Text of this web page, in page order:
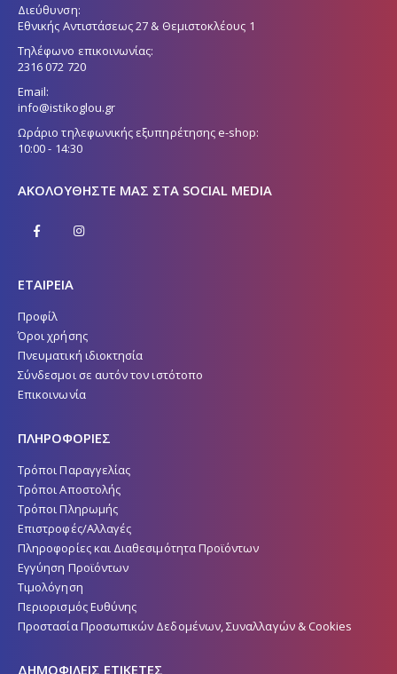
Διεύθυνση:
Εθνικής Αντιστάσεως 27 & Θεμιστοκλέους 1
Τηλέφωνο επικοινωνίας:
2316 072 720
Email:
info@istikoglou.gr
Ωράριο τηλεφωνικής εξυπηρέτησης e-shop:
10:00 - 14:30
ΑΚΟΛΟΥΘΉΣΤΕ ΜΑΣ ΣΤΑ SOCIAL MEDIA
ΕΤΑΙΡΕΙΑ
Προφίλ
Όροι χρήσης
Πνευματική ιδιοκτησία
Σύνδεσμοι σε αυτόν τον ιστότοπο
Επικοινωνία
ΠΛΗΡΟΦΟΡΙΕΣ
Τρόποι Παραγγελίας
Τρόποι Αποστολής
Τρόποι Πληρωμής
Επιστροφές/Αλλαγές
Πληροφορίες και Διαθεσιμότητα Προϊόντων
Εγγύηση Προϊόντων
Τιμολόγηση
Περιορισμός Ευθύνης
Προστασία Προσωπικών Δεδομένων, Συναλλαγών & Cookies
ΔΗΜΟΦΙΛΕΙΣ ΕΤΙΚΕΤΕΣ